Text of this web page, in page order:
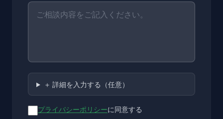
＋ 詳細を入力する（任意）
プライバシーポリシーに同意する